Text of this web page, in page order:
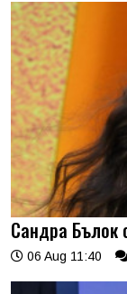
Сандра Бълок
06 Aug 11:40